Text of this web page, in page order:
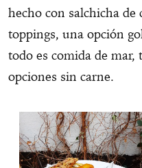
hecho con salchicha de
toppings, una opción
todo es comida de
opciones sin carne.